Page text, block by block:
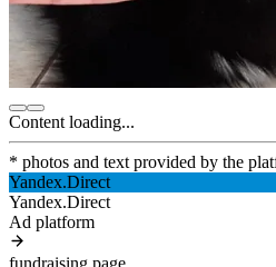
Content loading...
* photos and text provided by the
Yandex.Direct
Yandex.Direct
Ad platform
fundraising.page